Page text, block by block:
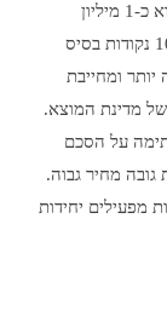
75%–80% לתושבים), סכום ההלוואה המזערי הוא כ-1 מיליון
AED, ושיעורי הריבית גבוהים בדרך כלל ב-50–100 נקודות בסיס
ומחייבת
מדינת המוצא.
על הסכם
מחיר גבוה.
מפעילים יחידות